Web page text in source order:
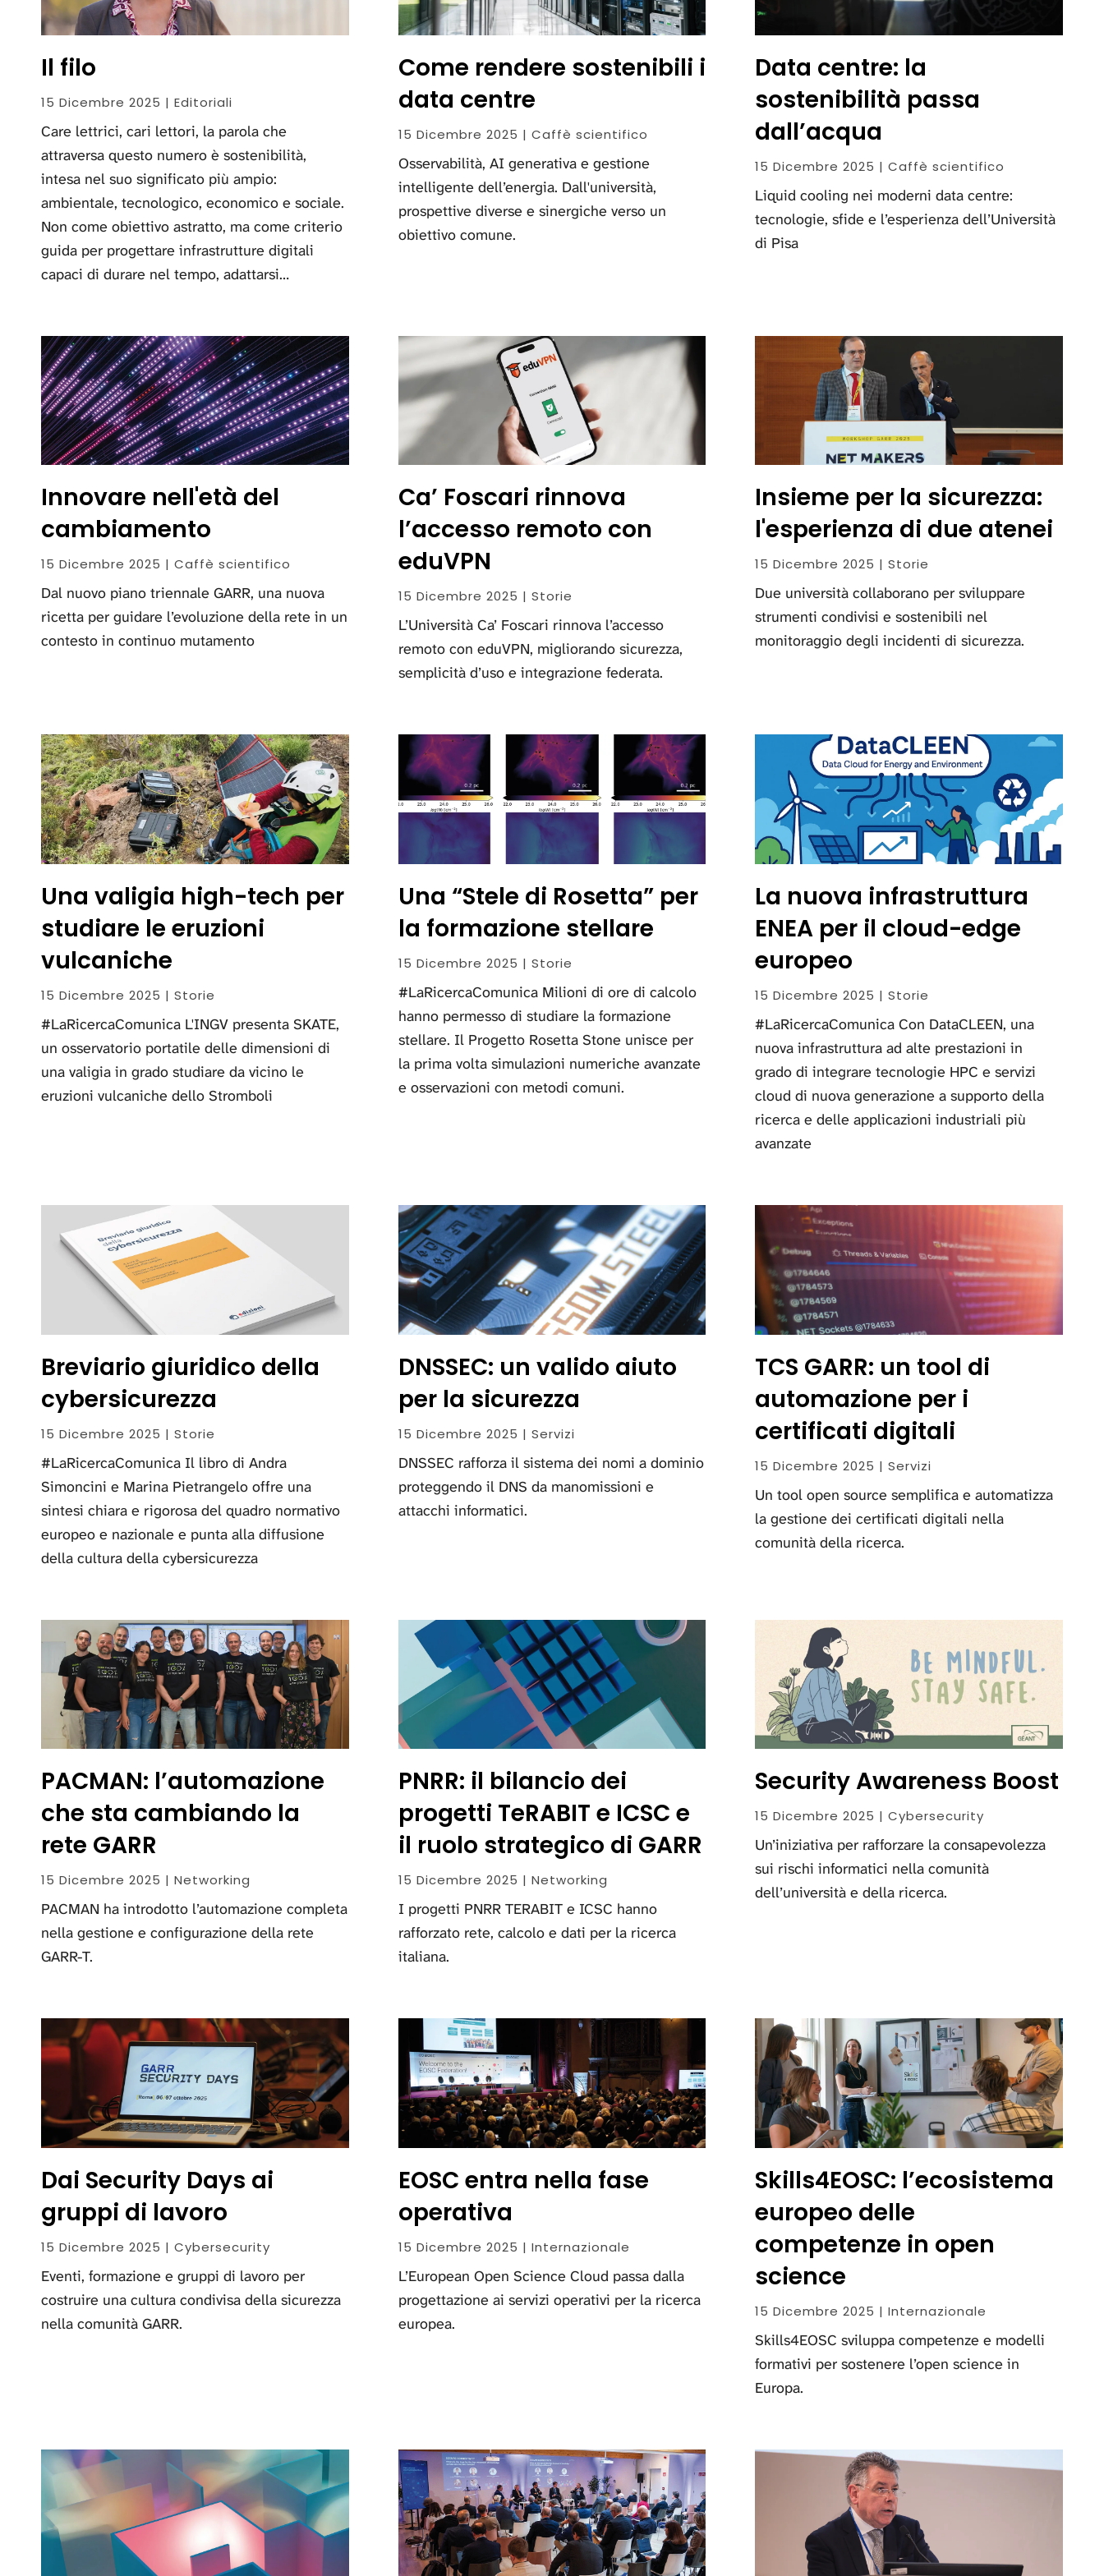
Il filo
15 Dicembre 2025 | Editoriali
Care lettrici, cari lettori, la parola che
attraversa questo numero è sostenibilità,
intesa nel suo significato più ampio:
ambientale, tecnologico, economico e sociale.
Non come obiettivo astratto, ma come criterio
guida per progettare infrastrutture digitali
capaci di durare nel tempo, adattarsi…
Come rendere sostenibili i
data centre
15 Dicembre 2025 | Caffè scientifico
Osservabilità, AI generativa e gestione
intelligente dell’energia. Dall'università,
prospettive diverse e sinergiche verso un
obiettivo comune.
Data centre: la
sostenibilità passa
dall’acqua
15 Dicembre 2025 | Caffè scientifico
Liquid cooling nei moderni data centre:
tecnologie, sfide e l’esperienza dell’Università
di Pisa
Innovare nell'età del
cambiamento
15 Dicembre 2025 | Caffè scientifico
Dal nuovo piano triennale GARR, una nuova
ricetta per guidare l’evoluzione della rete in un
contesto in continuo mutamento
Ca’ Foscari rinnova
l’accesso remoto con
eduVPN
15 Dicembre 2025 | Storie
L’Università Ca’ Foscari rinnova l’accesso
remoto con eduVPN, migliorando sicurezza,
semplicità d’uso e integrazione federata.
Insieme per la sicurezza:
l'esperienza di due atenei
15 Dicembre 2025 | Storie
Due università collaborano per sviluppare
strumenti condivisi e sostenibili nel
monitoraggio degli incidenti di sicurezza.
Una valigia high-tech per
studiare le eruzioni
vulcaniche
15 Dicembre 2025 | Storie
#LaRicercaComunica L'INGV presenta SKATE,
un osservatorio portatile delle dimensioni di
una valigia in grado studiare da vicino le
eruzioni vulcaniche dello Stromboli
Una “Stele di Rosetta” per
la formazione stellare
15 Dicembre 2025 | Storie
#LaRicercaComunica Milioni di ore di calcolo
hanno permesso di studiare la formazione
stellare. Il Progetto Rosetta Stone unisce per
la prima volta simulazioni numeriche avanzate
e osservazioni con metodi comuni.
La nuova infrastruttura
ENEA per il cloud-edge
europeo
15 Dicembre 2025 | Storie
#LaRicercaComunica Con DataCLEEN, una
nuova infrastruttura ad alte prestazioni in
grado di integrare tecnologie HPC e servizi
cloud di nuova generazione a supporto della
ricerca e delle applicazioni industriali più
avanzate
Breviario giuridico della
cybersicurezza
15 Dicembre 2025 | Storie
#LaRicercaComunica Il libro di Andra
Simoncini e Marina Pietrangelo offre una
sintesi chiara e rigorosa del quadro normativo
europeo e nazionale e punta alla diffusione
della cultura della cybersicurezza
DNSSEC: un valido aiuto
per la sicurezza
15 Dicembre 2025 | Servizi
DNSSEC rafforza il sistema dei nomi a dominio
proteggendo il DNS da manomissioni e
attacchi informatici.
TCS GARR: un tool di
automazione per i
certificati digitali
15 Dicembre 2025 | Servizi
Un tool open source semplifica e automatizza
la gestione dei certificati digitali nella
comunità della ricerca.
PACMAN: l’automazione
che sta cambiando la
rete GARR
15 Dicembre 2025 | Networking
PACMAN ha introdotto l’automazione completa
nella gestione e configurazione della rete
GARR-T.
PNRR: il bilancio dei
progetti TeRABIT e ICSC e
il ruolo strategico di GARR
15 Dicembre 2025 | Networking
I progetti PNRR TERABIT e ICSC hanno
rafforzato rete, calcolo e dati per la ricerca
italiana.
Security Awareness Boost
15 Dicembre 2025 | Cybersecurity
Un’iniziativa per rafforzare la consapevolezza
sui rischi informatici nella comunità
dell’università e della ricerca.
Dai Security Days ai
gruppi di lavoro
15 Dicembre 2025 | Cybersecurity
Eventi, formazione e gruppi di lavoro per
costruire una cultura condivisa della sicurezza
nella comunità GARR.
EOSC entra nella fase
operativa
15 Dicembre 2025 | Internazionale
L’European Open Science Cloud passa dalla
progettazione ai servizi operativi per la ricerca
europea.
Skills4EOSC: l’ecosistema
europeo delle
competenze in open
science
15 Dicembre 2025 | Internazionale
Skills4EOSC sviluppa competenze e modelli
formativi per sostenere l’open science in
Europa.